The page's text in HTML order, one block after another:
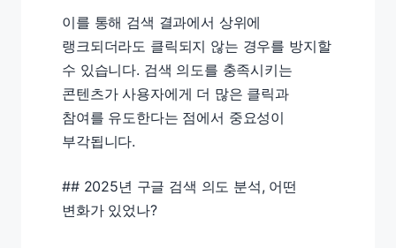
이를 통해 검색 결과에서 상위에
랭크되더라도 클릭되지 않는 경우를 방지할
수 있습니다. 검색 의도를 충족시키는
콘텐츠가 사용자에게 더 많은 클릭과
참여를 유도한다는 점에서 중요성이
부각됩니다.
## 2025년 구글 검색 의도 분석, 어떤
변화가 있었나?